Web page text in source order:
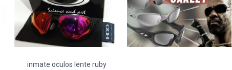
inmate oculos lente ruby